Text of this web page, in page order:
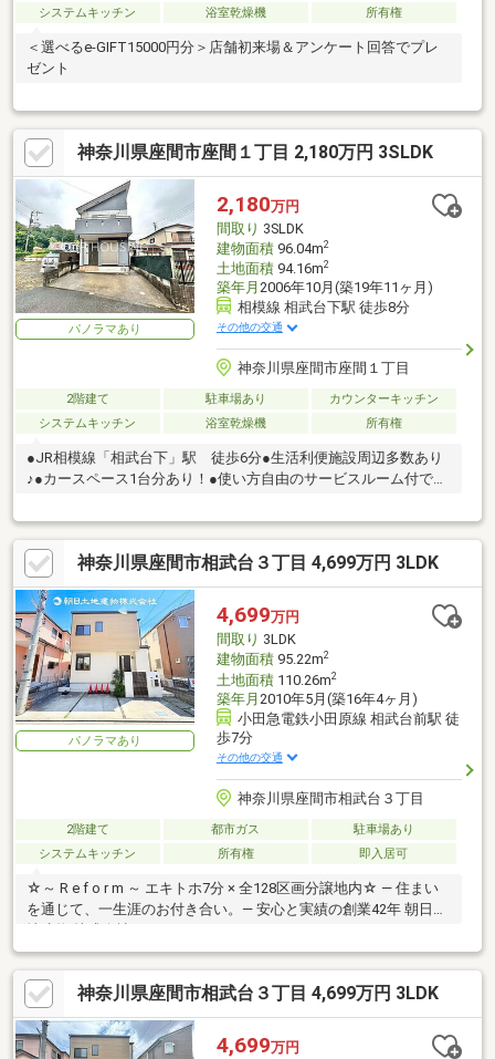
システムキッチン 浴室乾燥機 所有権
＜選べるe-GIFT15000円分＞店舗初来場＆アンケート回答でプレ
ゼント
神奈川県座間市座間１丁目 2,180万円 3SLDK
パノラマあり
2,180万円
間取り 3SLDK
建物面積96.04m2
土地面積94.16m2
築年月 2006年10月(築19年11ヶ月)
相模線 相武台下駅 徒歩8分
その他の交通
神奈川県座間市座間１丁目
2階建て 駐車場あり
カウンターキッチン
システムキッチン
浴室乾燥機 所有権
●JR相模線「相武台下」駅 徒歩6分●生活利便施設周辺多数あり
♪●カースペース1台分あり！●使い方自由のサービスルーム付です
神奈川県座間市相武台３丁目 4,699万円 3LDK
パノラマあり
4,699万円
間取り 3LDK
建物面積95.22m2
土地面積110.26m2
築年月 2010年5月(築16年4ヶ月)
小田急電鉄小田原線 相武台前駅 徒
歩7分
その他の交通
神奈川県座間市相武台３丁目
2階建て 都市ガス
駐車場あり
システムキッチン
所有権 即入居可
☆～ R e f o r m ～ エキトホ7分 × 全128区画分譲地内☆ ― 住まい
を通じて、一生涯のお付き合い。― 安心と実績の創業42年 朝日土
神奈川県座間市相武台３丁目 4,699万円 3LDK
4,699万円